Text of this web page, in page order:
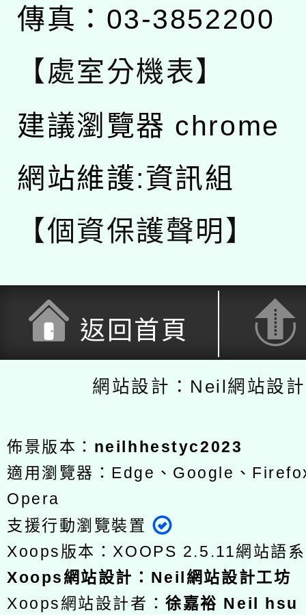
傳真：03-3852200
【處室分機表】
建議瀏覽器 chrome
網站維護:資訊組
【個資保護聲明】
返回首頁
網站設計：Neil網站設
佈景版本： neilhhestyc2023
適用瀏覽器：Edge、Google、
Opera
支援行動瀏覽裝置
Xoops版本：XOOPS 2.5.11網站語
Xoops網站設計 ： Neil網站設計工坊
Xoops網站設計者：徐嘉裕 Neil hsu